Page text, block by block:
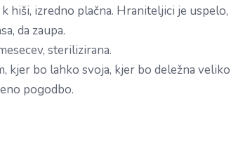
hiši, izredno plačna. Hraniteljici je
da zaupa.
sterilizirana.
kjer bo lahko svoja, kjer bo deležna
pogodbo.